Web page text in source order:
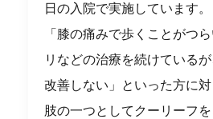
日の入院で実施しています。
「膝の痛みで歩くことがつ
リなどの治療を続けている
改善しない」といった方に
肢の一つとしてクーリーフ